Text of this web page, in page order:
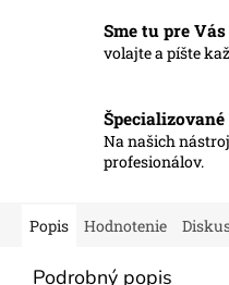
Sme tu pre Vás
volajte a píšte
Na našich
profesionálov.
Popis Hodnotenie
Podrobný popis